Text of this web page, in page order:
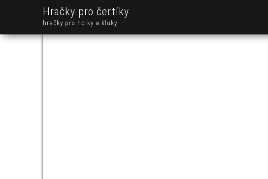
Hračky pro čertíky
hračky pro holky a kluky